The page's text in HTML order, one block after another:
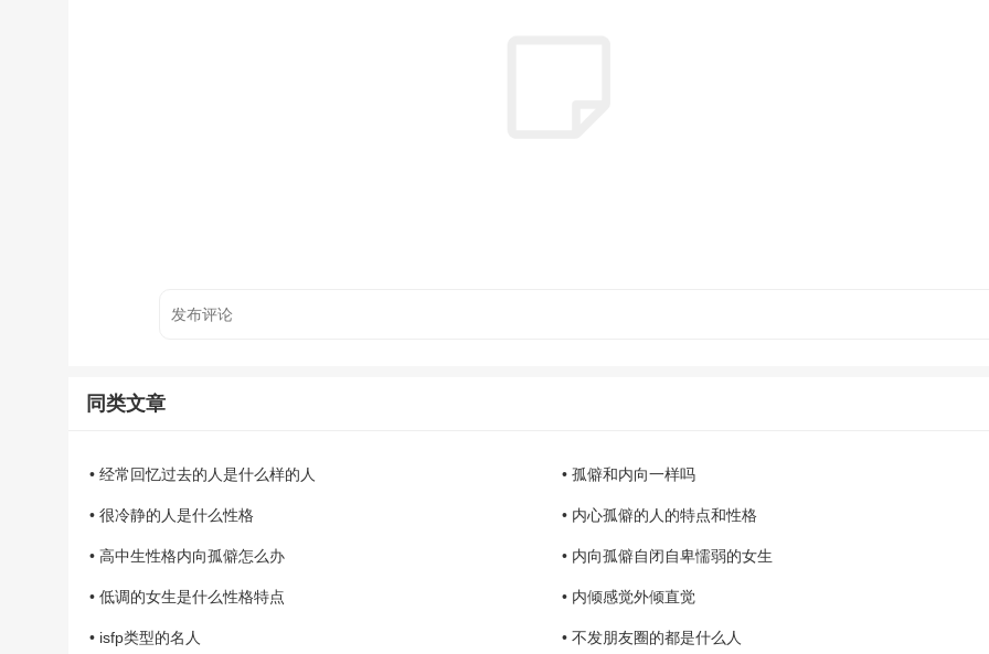
同类文章
• 经常回忆过去的人是什么样的人 • 孤僻和内向一样吗
• 很冷静的人是什么性格 • 内心孤僻的人的特点和性格
• 高中生性格内向孤僻怎么办 • 内向孤僻自闭自卑懦弱的女生
• 低调的女生是什么性格特点 • 内倾感觉外倾直觉
• isfp类型的名人 • 不发朋友圈的都是什么人